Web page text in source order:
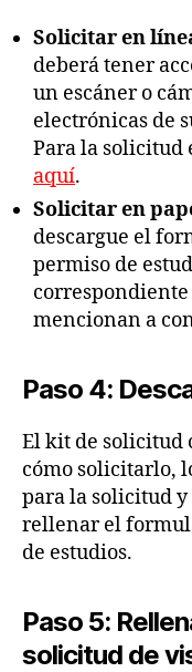
Solicitar en
deberá tener
un escáner o
electrónicas de
Para la solicitud
aquí.
Solicitar en
descargue el
permiso de
correspondiente
mencionan a
Paso 4:
El kit de solicitud
cómo solicitarlo,
para la solicitud
rellenar el
de estudios.
Paso 5:
solicitud de